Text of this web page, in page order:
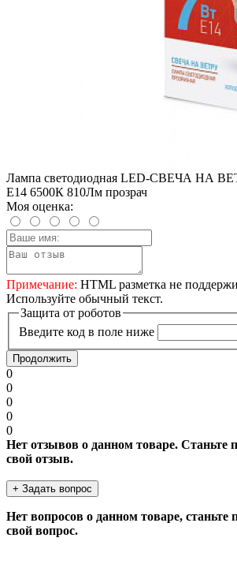
Лампа светодиодная LED-СВЕЧА НА
Е14 6500К 810Лм прозрач
Моя оценка:
Примечание: HTML разметка не
Используйте обычный текст.
Защита от роботов
Введите код в поле ниже
Продолжить
0
0
0
0
0
Нет отзывов о данном товаре. Станьте
свой отзыв.
+ Задать вопрос
Нет вопросов о данном товаре, станьте
свой вопрос.